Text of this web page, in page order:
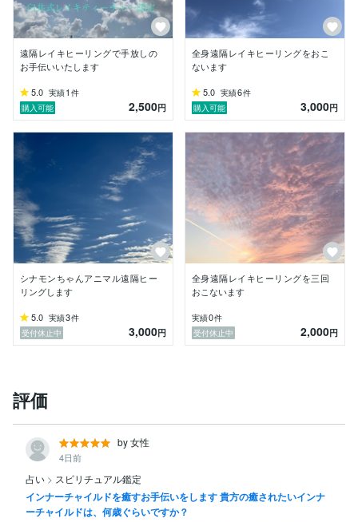
遠隔レイキヒーリングで手放しの
お手伝いいたします
5.0 実績1 件
購入可能
2,500円
全身遠隔レイキヒーリングをおこ
ないます
5.0 実績6件
購入可能
3,000円
シナモンちゃんアニマル遠隔ヒー
リングします
5.0 実績3件
受付休止中
3,000円
全身遠隔レイキヒーリングを三回
おこないます
実績0件
受付休止中
2,000円
評価
by 女性
4日前
占い > スピリチュアル鑑定
インナーチャイルドを癒すお手伝いをします 貴方の癒されたいインナ
ーチャイルドは、何歳ぐらいですか？